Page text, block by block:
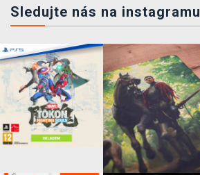
Sledujte nás na instagramu